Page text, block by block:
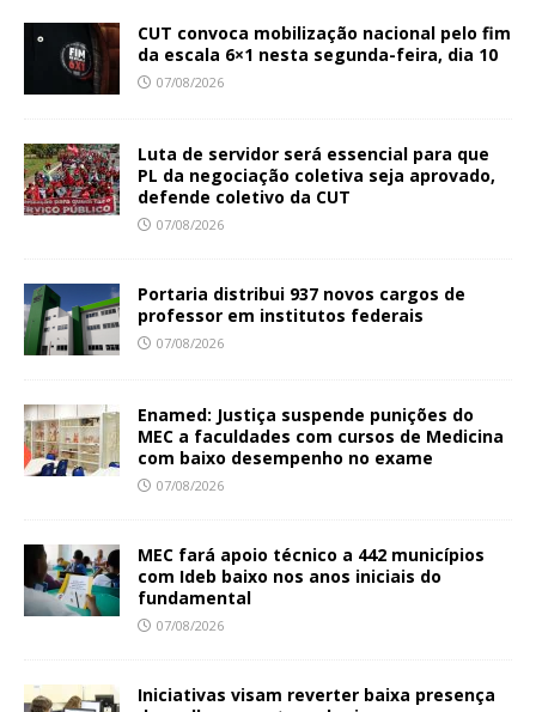
CUT convoca mobilização nacional pelo fim
da escala 6×1 nesta segunda-feira, dia 10
07/08/2026
Luta de servidor será essencial para que
PL da negociação coletiva seja aprovado,
defende coletivo da CUT
07/08/2026
Portaria distribui 937 novos cargos de
professor em institutos federais
07/08/2026
Enamed: Justiça suspende punições do
MEC a faculdades com cursos de Medicina
com baixo desempenho no exame
07/08/2026
MEC fará apoio técnico a 442 municípios
com Ideb baixo nos anos iniciais do
fundamental
07/08/2026
Iniciativas visam reverter baixa presença